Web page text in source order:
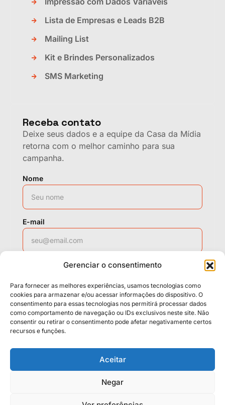
Gerenciar o consentimento
Para fornecer as melhores experiências, usamos tecnologias como
cookies para armazenar e/ou acessar informações do dispositivo. O
consentimento para essas tecnologias nos permitirá processar dados
como comportamento de navegação ou IDs exclusivos neste site. Não
consentir ou retirar o consentimento pode afetar negativamente certos
recursos e funções.
Aceitar
Negar
Lista de Empresas e Leads B2B
Mailing List
Kit e Brindes Personalizados
SMS Marketing
Receba contato
Deixe seus dados e a equipe da Casa da Mídia
retorna com o melhor caminho para sua
campanha.
Nome
E-mail
Solicitar contato
Políticas Cookies Termos